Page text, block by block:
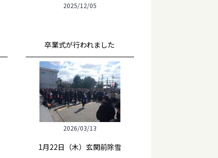
2025/12/05
卒業式が行われました
2026/03/13
1月22日（木）玄関前除雪